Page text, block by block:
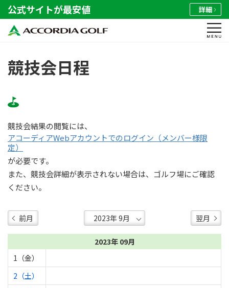
公式サイトが最安値 詳細
競技会日程
競技会結果の閲覧には、
アコーディアWebアカウントでのログイン（メンバー様限
定）
が必要です。
また、競技会詳細が表示されない場合は、ゴルフ場にご確認
ください。
前月 翌月
2023年 09月
1（金）
2（土）